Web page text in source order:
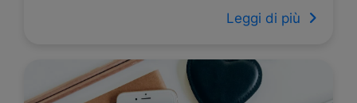
Leggi di più